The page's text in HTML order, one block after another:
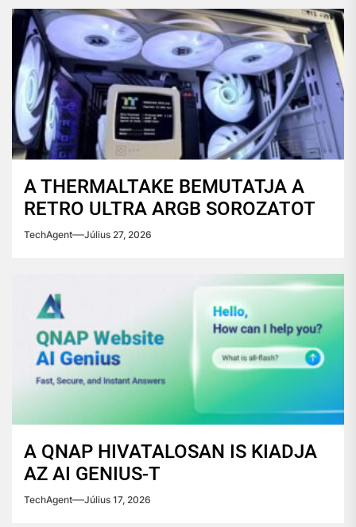
A THERMALTAKE BEMUTATJA A
RETRO ULTRA ARGB SOROZATOT
TechAgent Július 27, 2026
A QNAP HIVATALOSAN IS KIADJA
AZ AI GENIUS-T
TechAgent Július 17, 2026